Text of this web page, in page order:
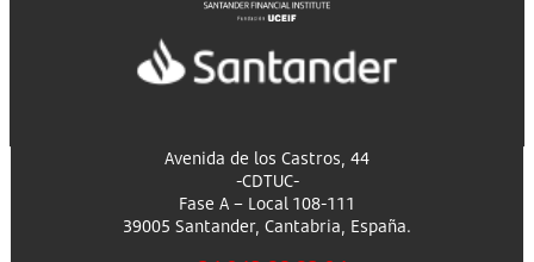
Avenida de los Castros, 44
-CDTUC-
Fase A – Local 108-111
39005 Santander, Cantabria, España.